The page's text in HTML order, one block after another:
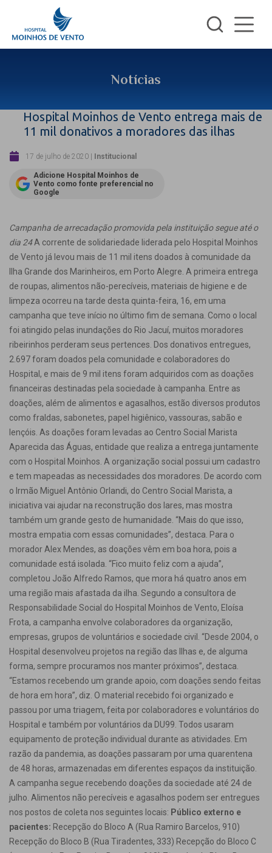
Notícias
Hospital Moinhos de Vento entrega mais de
11 mil donativos a moradores das ilhas
17 de julho de 2020 | Institucional
Adicione Hospital Moinhos de
Vento como fonte preferencial no
Google
Campanha de arrecadação promovida pela instituição segue até o
dia 24A corrente de solidariedade liderada pelo Hospital Moinhos
de Vento já levou mais de 11 mil itens doados à comunidade da
Ilha Grande dos Marinheiros, em Porto Alegre. A primeira entrega
de roupas, alimentos não-perecíveis, materiais de higiene e de
limpeza ocorreu na tarde desta quinta-feira, 16, em uma
campanha que teve início no último fim de semana. Como o local
foi atingido pelas inundações do Rio Jacuí, muitos moradores
ribeirinhos perderam seus pertences. Dos donativos entregues,
2.697 foram doados pela comunidade e colaboradores do
Hospital, e mais de 9 mil itens foram adquiridos com as doações
financeiras destinadas pela sociedade à campanha. Entre as
doações, além de alimentos e agasalhos, estão diversos produtos
como fraldas, sabonetes, papel higiênico, vassouras, sabão e
lençóis. As doações foram levadas ao Centro Social Marista
Aparecida das Águas, entidade que realiza a entrega juntamente
com o Hospital Moinhos. A organização social possui um cadastro
e tem mapeadas as necessidades dos moradores. De acordo com
o Irmão Miguel Antônio Orlandi, do Centro Social Marista, a
iniciativa vai ajudar na reconstrução dos lares, mas mostra
também um grande gesto de humanidade. “Mais do que isso,
mostra empatia com essas comunidades”, destaca. Para o
morador Alex Mendes, as doações vêm em boa hora, pois a
comunidade está isolada. “Fico muito feliz com a ajuda”,
completou João Alfredo Ramos, que mora há quatro anos em
uma região mais afastada da ilha. Segundo a consultora de
Responsabilidade Social do Hospital Moinhos de Vento, Eloísa
Frota, a campanha envolve colaboradores da organização,
empresas, grupos de voluntários e sociedade civil. “Desde 2004, o
Hospital desenvolveu projetos na região das Ilhas e, de alguma
forma, sempre procuramos nos manter próximos”, destaca.
“Estamos recebendo um grande apoio, com doações sendo feitas
de hora em hora”, diz. O material recebido foi organizado e
passou por uma triagem, feita por colaboradores e voluntários do
Hospital e também por voluntários da DU99. Todos usaram
equipamento de proteção individual durante as atividades. Em
razão da pandemia, as doações passaram por uma quarentena
de 48 horas, armazenadas em diferentes espaços da instituição.
A campanha segue recebendo doações da sociedade até 24 de
julho. Alimentos não perecíveis e agasalhos podem ser entregues
nos postos de coleta nos seguintes locais: Público externo e
pacientes: Recepção do Bloco A (Rua Ramiro Barcelos, 910)
Recepção do Bloco B (Rua Tiradentes, 333) Recepção do Bloco C